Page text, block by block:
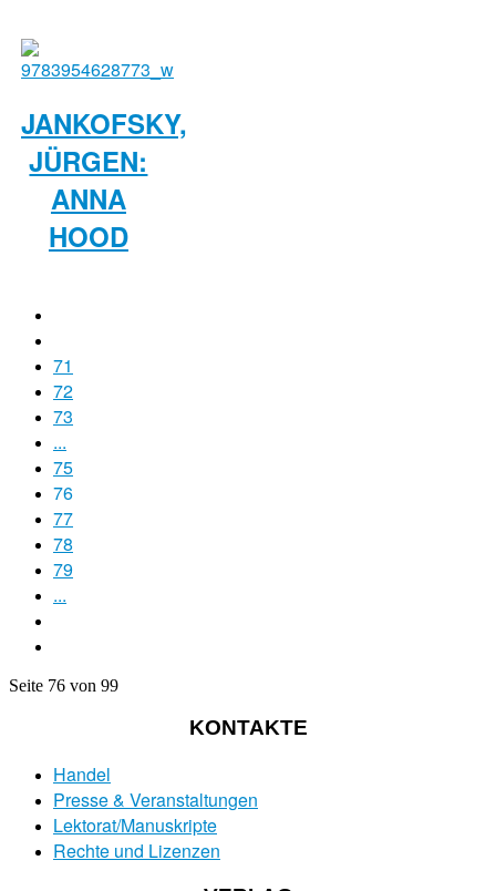
JANKOFSKY,
JÜRGEN:
ANNA
HOOD
71
72
73
...
75
76
77
78
79
...
Seite 76 von 99
KONTAKTE
Handel
Presse & Veranstaltungen
Lektorat/Manuskripte
Rechte und Lizenzen